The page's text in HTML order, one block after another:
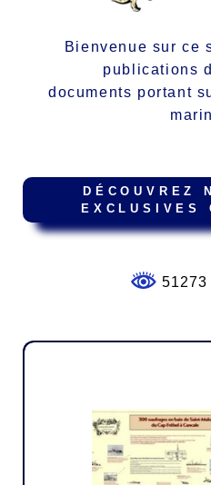
Bienvenue sur ce
publications
documents portant
DÉCOUVREZ
EXCLUSIVES